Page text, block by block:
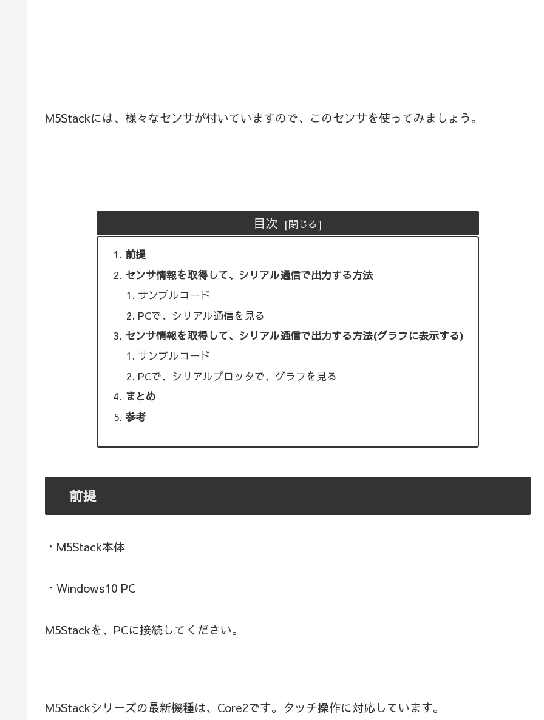
M5Stackには、様々なセンサが付いていますので、このセンサを使ってみましょう。
目次
前提
センサ情報を取得して、シリアル通信で出力する方法
サンプルコード
PCで、シリアル通信を見る
センサ情報を取得して、シリアル通信で出力する方法(グラフに表示する)
サンプルコード
PCで、シリアルプロッタで、グラフを見る
まとめ
参考
前提
・M5Stack本体
・Windows10 PC
M5Stackを、PCに接続してください。
M5Stackシリーズの最新機種は、Core2です。タッチ操作に対応しています。